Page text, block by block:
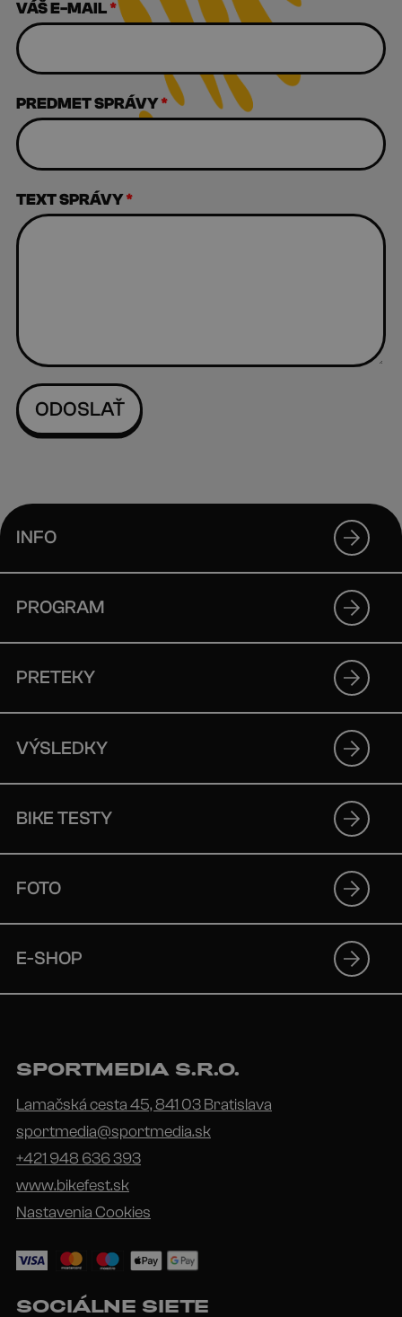
VÁŠ E-MAIL*
PREDMET SPRÁVY*
TEXT SPRÁVY*
INFO
PROGRAM
PRETEKY
VÝSLEDKY
BIKE TESTY
FOTO
E-SHOP
SPORTMEDIA S.R.O.
Lamačská cesta 45, 841 03 Bratislava
sportmedia@sportmedia.sk
+421 948 636 393
www.bikefest.sk
Nastavenia Cookies
SOCIÁLNE SIETE